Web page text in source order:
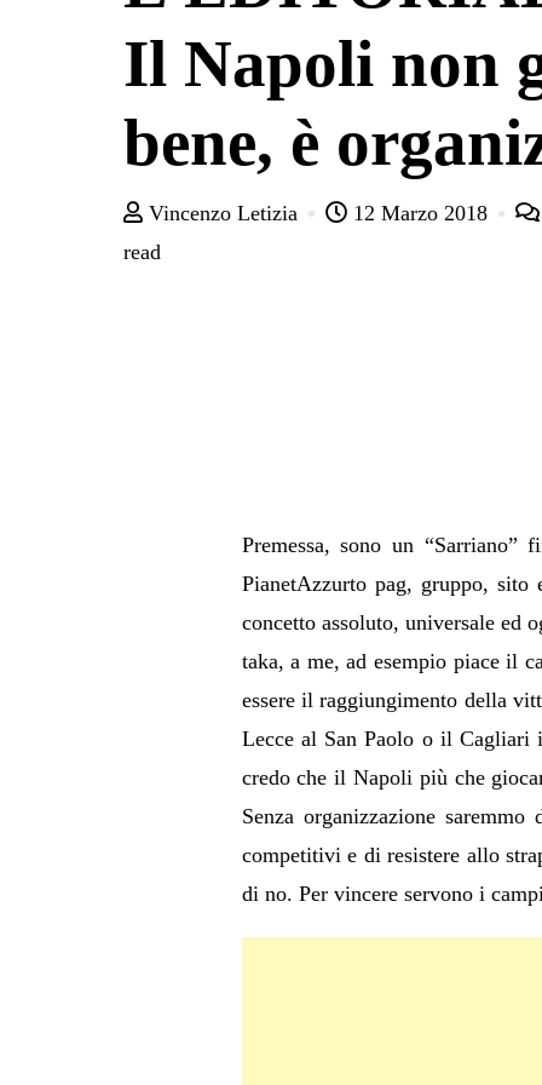
Il Napoli non
bene, è
Vincenzo Letizia 12 Marzo 2018
read
Premessa, sono un “Sarriano”
PianetAzzurto pag, gruppo, sito
concetto assoluto, universale ed
taka, a me, ad esempio piace il
essere il raggiungimento della
Lecce al San Paolo o il Cagliari
credo che il Napoli più che
Senza organizzazione
competitivi e di resistere allo
di no. Per vincere servono i